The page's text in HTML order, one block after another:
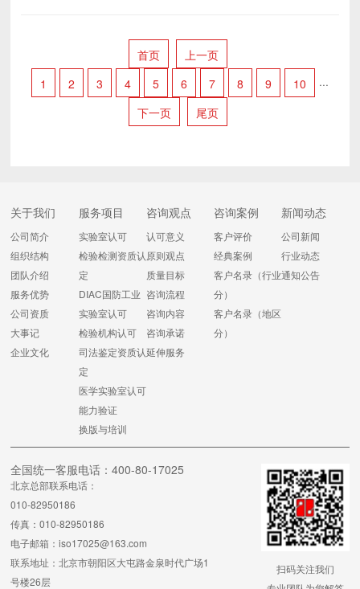
首页
上一页
1
2 3 4 5 6 7 8 9 10
···
下一页
尾页
关于我们
公司简介
组织结构
团队介绍
服务优势
公司资质
大事记
企业文化
服务项目
实验室认可
检验检测资质认
定
DIAC国防工业
实验室认可
检验机构认可
司法鉴定资质认
定
医学实验室认可
能力验证
换版与培训
咨询观点
认可意义
原则观点
质量目标
咨询流程
咨询内容
咨询承诺
延伸服务
咨询案例
客户评价
经典案例
客户名录（行业
分）
客户名录（地区
分）
新闻动态
公司新闻
行业动态
通知公告
全国统一客服电话：400-80-17025
北京总部联系电话：
010-82950186
传真：010-82950186
电子邮箱：iso17025@163.com
联系地址：北京市朝阳区大屯路金泉时代广场1
号楼26层
扫码关注我们